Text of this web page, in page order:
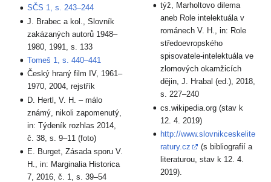
SČS 1, s. 243–244
J. Brabec a kol., Slovník
zakázaných autorů 1948–
1980, 1991, s. 133
Tomeš 1, s. 440–441
Český hraný film IV, 1961–
1970, 2004, rejstřík
D. Hertl, V. H. – málo
známý, nikoli zapomenutý,
in: Týdeník rozhlas 2014,
č. 38, s. 9–11 (foto)
E. Burget, Zásada sporu V.
H., in: Marginalia Historica
7, 2016, č. 1, s. 39–54
týž, Marholtovo dilema
aneb Role intelektuála v
románech V. H., in: Role
středoevropského
spisovatele-intelektuála ve
zlomových okamžicích
dějin, J. Hrabal (ed.), 2018,
s. 227–240
cs.wikipedia.org (stav k
12. 4. 2019)
http://www.slovnikceskelite
ratury.cz
(s bibliografií a
literaturou, stav k 12. 4.
2019).